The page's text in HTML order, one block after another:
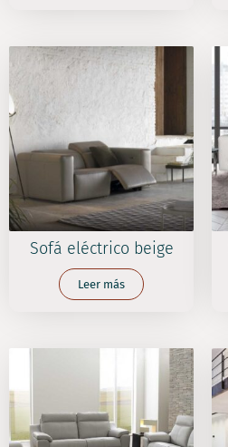
Sofá eléctrico beige
Leer más